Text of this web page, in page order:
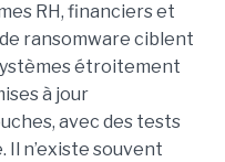
RH, financiers et
ransomware ciblent
étroitement
à jour
avec des tests
Il n’existe souvent